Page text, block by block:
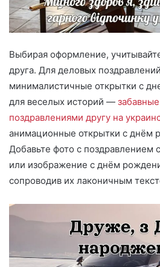
Выбирая оформление,
друга. Для деловых
минималистичные открытки с
для веселых историй —
поздравлениями другу на
анимационные открытки с днём
Добавьте фото с поздравлением
или изображение с днём
сопроводив их лаконичным